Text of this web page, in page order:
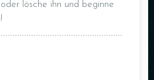
lösche ihn und beginne